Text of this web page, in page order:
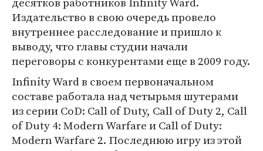
Издательство в свою очередь провело
внутреннее расследование и пришло к
выводу, что главы студии начали
переговоры с конкурентами еще в 2009 году.
Infinity Ward в своем первоначальном
составе работала над четырьмя шутерами
из серии CoD: Call of Duty, Call of Duty 2, Call
of Duty 4: Modern Warfare и Call of Duty:
Modern Warfare 2. Последнюю игру из этой